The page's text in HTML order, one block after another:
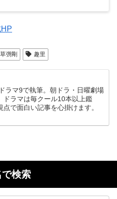
HP
草彅剛 趣里
ラマ9で執筆。朝ドラ・日曜劇場
ドラマは毎クール10本以上鑑
点で面白い記事を心掛けます。
検索